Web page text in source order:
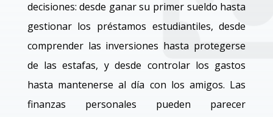
decisiones: desde ganar su primer sueldo hasta
gestionar los préstamos estudiantiles, desde
comprender las inversiones hasta protegerse
de las estafas, y desde controlar los gastos
hasta mantenerse al día con los amigos. Las
finanzas personales pueden parecer